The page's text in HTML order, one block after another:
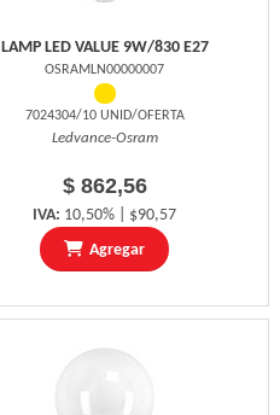
LAMP LED VALUE 9W/830 E27
OSRAMLN00000007
7024304/10 UNID/OFERTA
Ledvance-Osram
$ 862,56
IVA: 10,50% | $90,57
Agregar